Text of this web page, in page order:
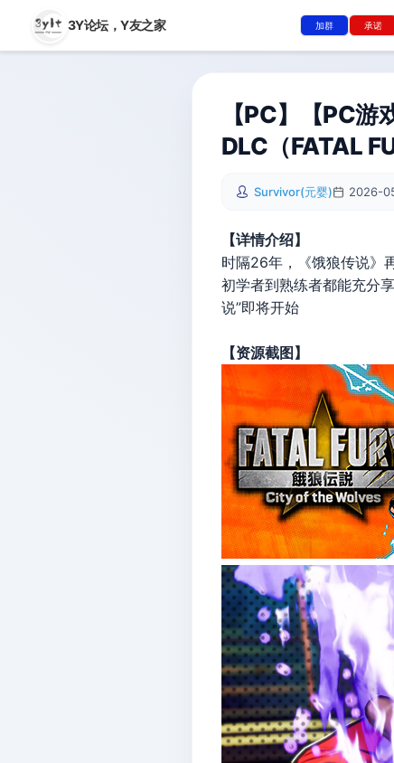
3Y论坛，Y友之家 加群 承诺
【PC】【PC
DLC（FATAL
Survivor(元婴) 2026-
【详情介绍】
时隔26年，《饿狼传说》
初学者到熟练者都能充分
说”即将开始
【资源截图】